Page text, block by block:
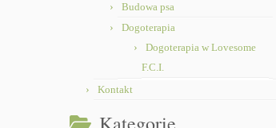
Budowa psa
Dogoterapia
Dogoterapia w Lovesome
F.C.I.
Kontakt